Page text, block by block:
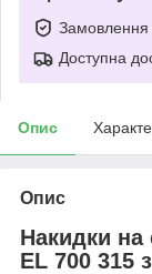
Замовлення
Доступна
Опис
Опис
Накидки на
EL 700 315